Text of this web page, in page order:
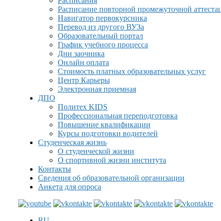
Расписание повторной промежуточной
Навигатор первокурсника
Перевод из другого ВУЗа
Образовательный портал
График учебного процесса
Дни заочника
Онлайн оплата
Стоимость платных образовательных услуг
Центр Карьеры
Электронная приемная
ДПО
Политех KIDS
Профессиональная переподготовка
Повышение квалификации
Курсы подготовки водителей
Студенческая жизнь
О студенческой жизни
О спортивной жизни института
Контакты
Сведения об образовательной организации
Анкета для опроса